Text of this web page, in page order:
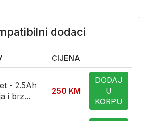
dodaci
CIJENA
- 2.5Ah
i brz...
250 KM
DODAJ
U
KORPU